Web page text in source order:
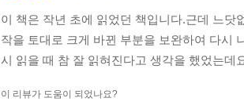
이 책은 작년 초에 읽었던 책입니다.근데 느
작을 토대로 크게 바뀐 부분을 보완하여 다시
시 읽을 때 참 잘 읽혀진다고 생각을 했었는
이 리뷰가 도움이 되었나요?